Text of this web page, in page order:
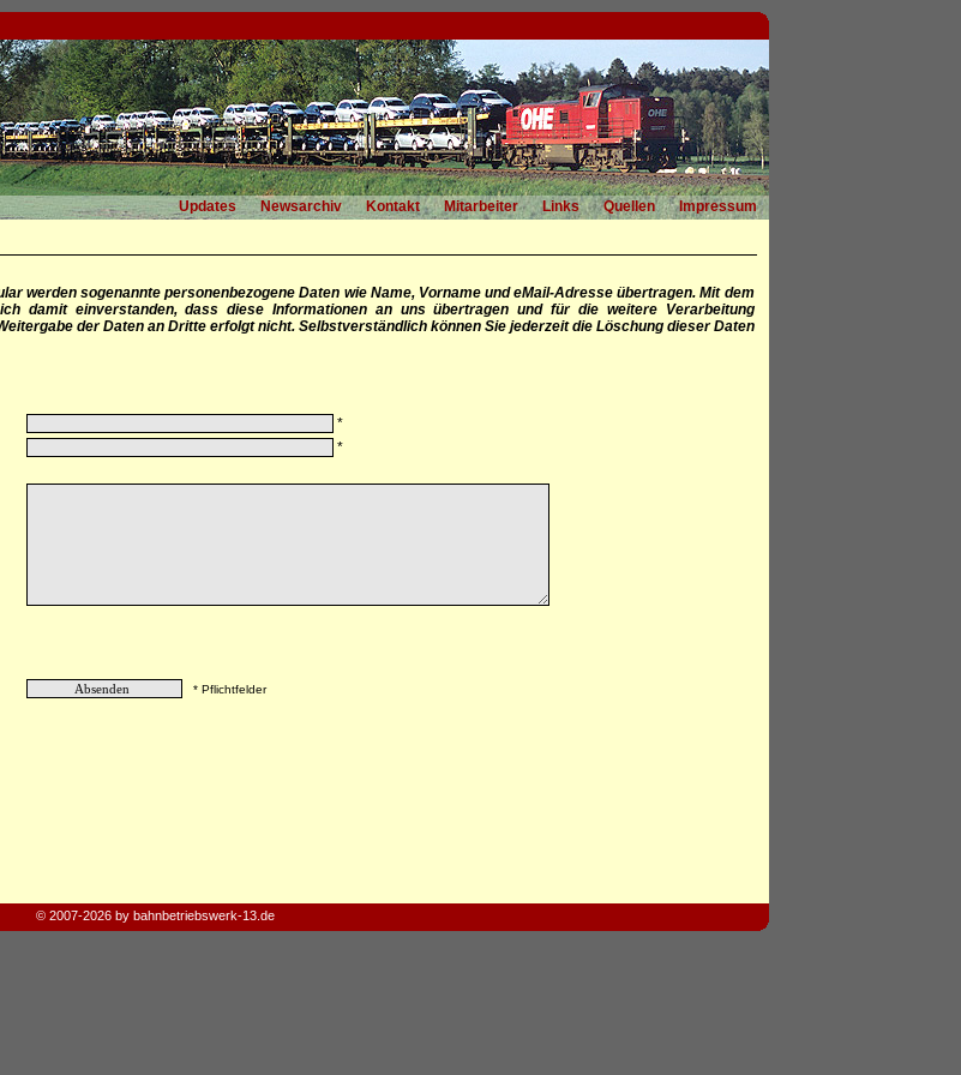
Updates Newsarchiv Kontakt Mitarbeiter Links Quellen
Impressum
werden sogenannte personenbezogene Daten wie Name, Vorname und eMail-Adresse übertragen. Mit dem
damit einverstanden, dass diese Informationen an uns übertragen und für die weitere Verarbeitung
der Daten an Dritte erfolgt nicht. Selbstverständlich können Sie jederzeit die Löschung dieser Daten
*
*
* Pflichtfelder
© 2007-2026 by bahnbetriebswerk-13.de